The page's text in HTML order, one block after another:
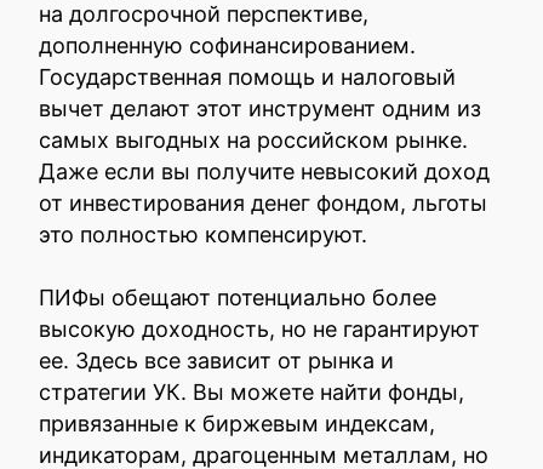
на долгосрочной перспективе,
дополненную софинансированием.
Государственная помощь и налоговый
вычет делают этот инструмент одним из
самых выгодных на российском рынке.
Даже если вы получите невысокий доход
от инвестирования денег фондом, льготы
это полностью компенсируют.
ПИФы обещают потенциально более
высокую доходность, но не гарантируют
ее. Здесь все зависит от рынка и
стратегии УК. Вы можете найти фонды,
привязанные к биржевым индексам,
индикаторам, драгоценным металлам, но